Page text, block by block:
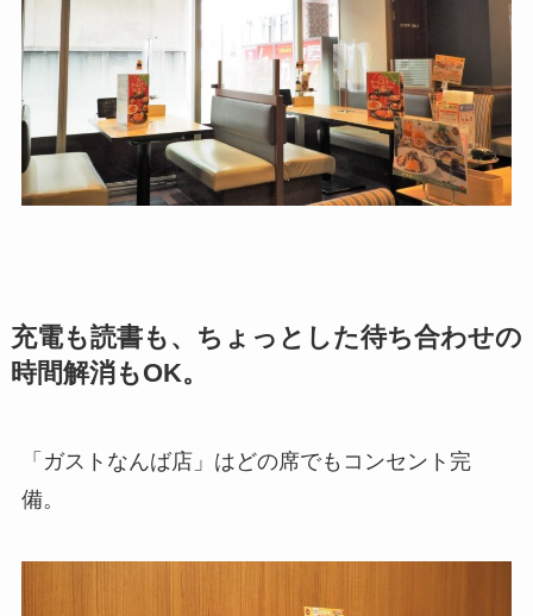
充電も読書も、ちょっとした待ち合わせの
時間解消もOK。
「ガストなんば店」はどの席でもコンセント完
備。